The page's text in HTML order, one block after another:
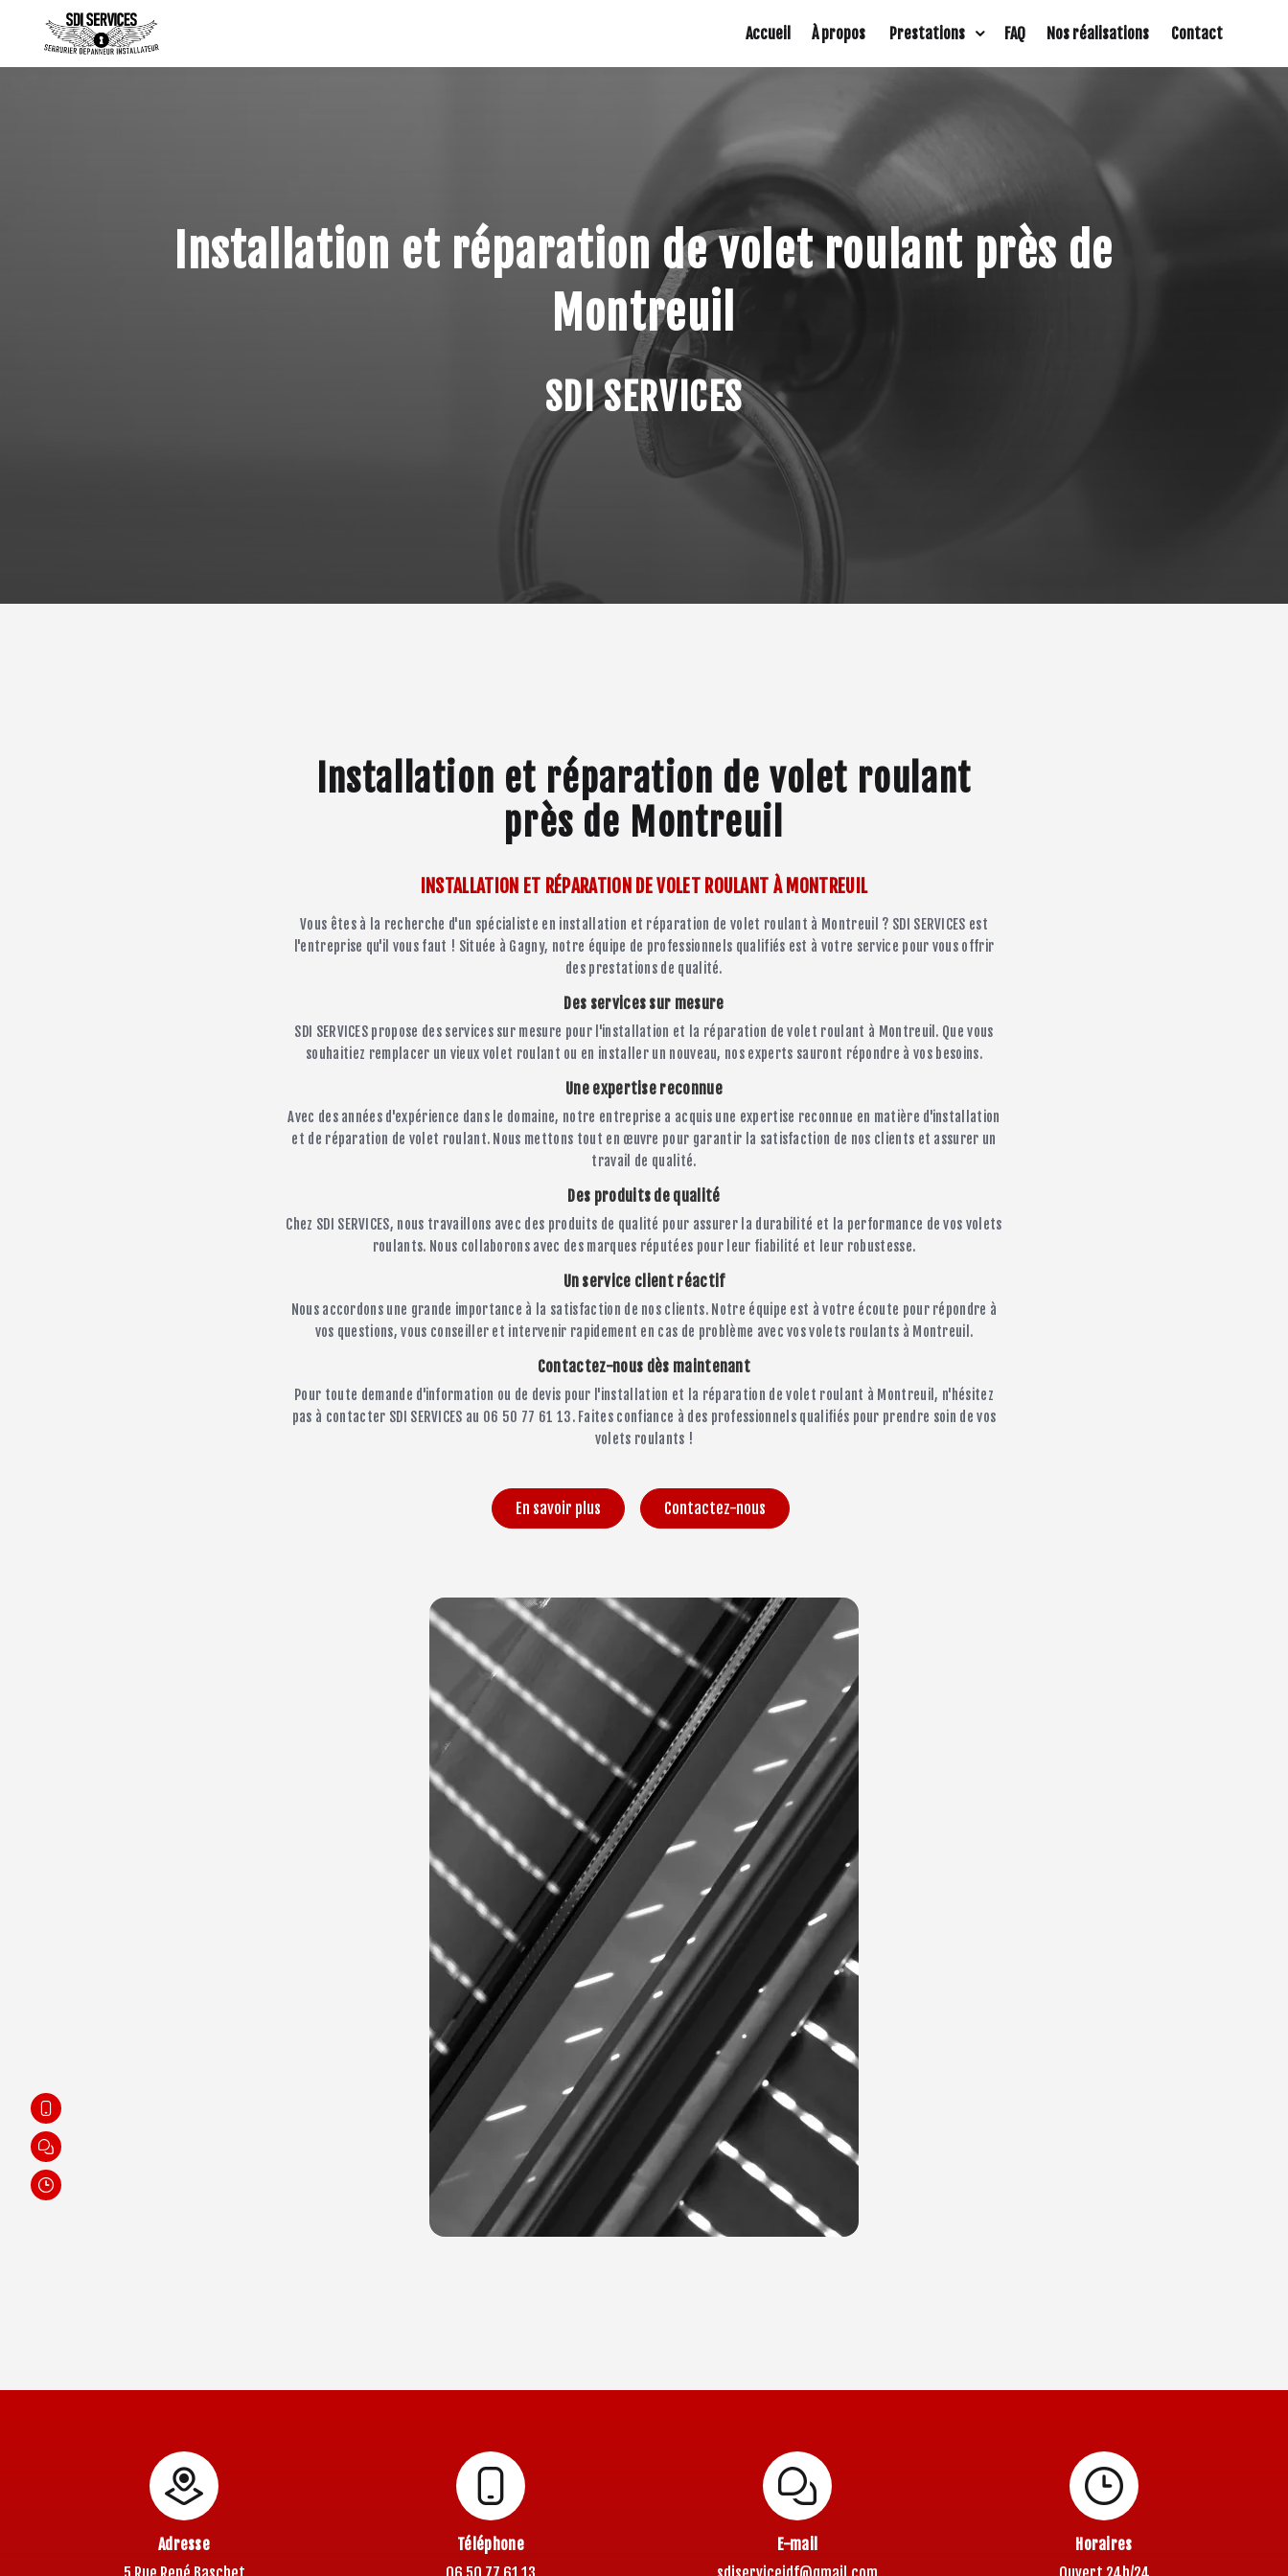
Accueil À propos Prestations FAQ Nos réalisations Contact
Installation et réparation de volet roulant près de
Montreuil
SDI SERVICES
Installation et réparation de volet roulant
près de Montreuil
INSTALLATION ET RÉPARATION DE VOLET ROULANT À MONTREUIL
Vous êtes à la recherche d'un spécialiste en installation et réparation de volet roulant à Montreuil ? SDI SERVICES est
l'entreprise qu'il vous faut ! Située à Gagny, notre équipe de professionnels qualifiés est à votre service pour vous offrir
des prestations de qualité.
Des services sur mesure
SDI SERVICES propose des services sur mesure pour l'installation et la réparation de volet roulant à Montreuil. Que vous
souhaitiez remplacer un vieux volet roulant ou en installer un nouveau, nos experts sauront répondre à vos besoins.
Une expertise reconnue
Avec des années d'expérience dans le domaine, notre entreprise a acquis une expertise reconnue en matière d'installation
et de réparation de volet roulant. Nous mettons tout en œuvre pour garantir la satisfaction de nos clients et assurer un
travail de qualité.
Des produits de qualité
Chez SDI SERVICES, nous travaillons avec des produits de qualité pour assurer la durabilité et la performance de vos volets
roulants. Nous collaborons avec des marques réputées pour leur fiabilité et leur robustesse.
Un service client réactif
Nous accordons une grande importance à la satisfaction de nos clients. Notre équipe est à votre écoute pour répondre à
vos questions, vous conseiller et intervenir rapidement en cas de problème avec vos volets roulants à Montreuil.
Contactez-nous dès maintenant
Pour toute demande d'information ou de devis pour l'installation et la réparation de volet roulant à Montreuil, n'hésitez
pas à contacter SDI SERVICES au 06 50 77 61 13. Faites confiance à des professionnels qualifiés pour prendre soin de vos
volets roulants !
En savoir plus Contactez-nous
Adresse
Téléphone
E-mail
Horaires
Panneau de gestion des cookies